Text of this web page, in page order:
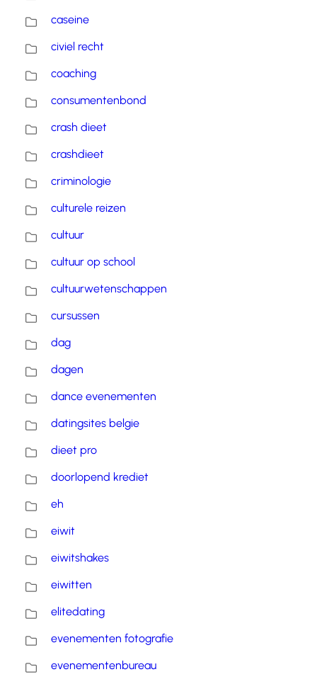
caseine
civiel recht
coaching
consumentenbond
crash dieet
crashdieet
criminologie
culturele reizen
cultuur
cultuur op school
cultuurwetenschappen
cursussen
dag
dagen
dance evenementen
datingsites belgie
dieet pro
doorlopend krediet
eh
eiwit
eiwitshakes
eiwitten
elitedating
evenementen fotografie
evenementenbureau